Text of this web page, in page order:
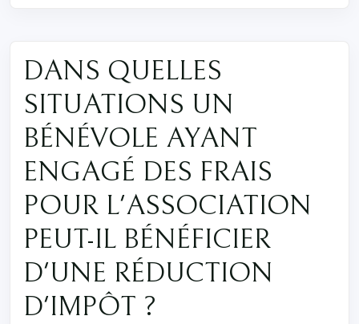
DANS QUELLES
SITUATIONS UN
BÉNÉVOLE AYANT
ENGAGÉ DES FRAIS
POUR L'ASSOCIATION
PEUT-IL BÉNÉFICIER
D'UNE RÉDUCTION
D'IMPÔT ?